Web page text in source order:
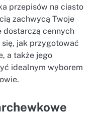
przepisów na ciasto
zachwycą Twoje
dostarczą cennych
jak przygotować
a także jego
idealnym wyborem